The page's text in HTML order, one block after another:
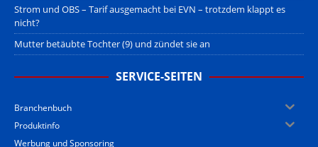
Strom und OBS – Tarif ausgemacht bei EVN – trotzdem klappt es
nicht?
Mutter betäubte Tochter (9) und zündet sie an
SERVICE-SEITEN
Branchenbuch
Produktinfo
Werbung und Sponsoring